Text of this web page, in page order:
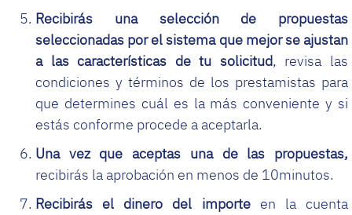
Recibirás una selección de propuestas
seleccionadas por el sistema que mejor se ajustan
a las características de tu solicitud, revisa las
condiciones y términos de los prestamistas para
que determines cuál es la más conveniente y si
estás conforme procede a aceptarla.
Una vez que aceptas una de las propuestas,
recibirás la aprobación en menos de 10minutos.
Recibirás el dinero del importeen la cuenta